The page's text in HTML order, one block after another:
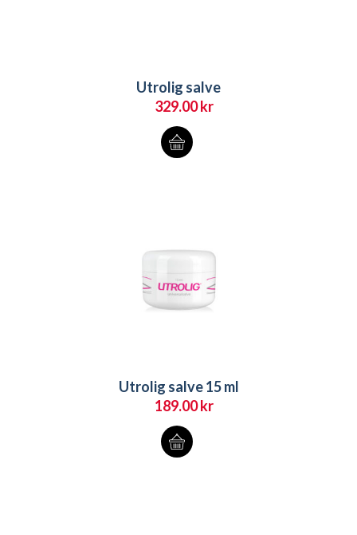
Utrolig salve
329.00kr
Utrolig salve 15 ml
189.00kr